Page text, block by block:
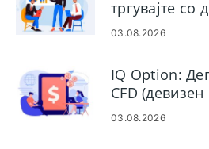
тргувајте со
03.08.2026
IQ Option:
CFD
акции)
03.08.2026